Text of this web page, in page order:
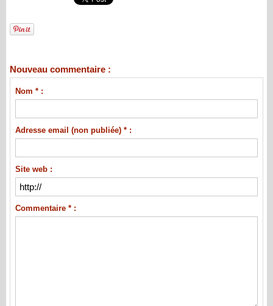
Nouveau commentaire :
Nom * :
Adresse email (non publiée) * :
Site web :
Commentaire * :